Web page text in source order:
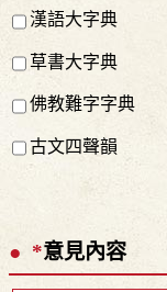
漢語大字典
草書大字典
佛教難字字典
古文四聲韻
*意見內容